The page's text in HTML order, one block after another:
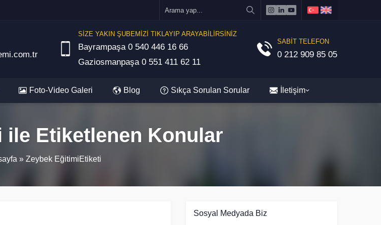
SİZE YAKIN ŞUBEMİZİ TIKLAYIP ARAYABİLİRSİNİZ
Bayrampaşa 0 540 446 16 66
Gaziosmanpaşa 0 551 411 62 11
SABİT TELEFON
0 212 909 85 05
Foto-Video Galeri Blog Sıkça Sorulan Sorular İletişim
ile Etiketlenen Konular
» Zeybek EğitimiEtiketi
Sosyal Medyada Biz